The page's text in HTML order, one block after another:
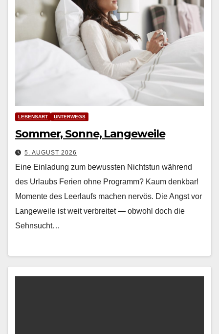
LEBENSART UNTERWEGS
Sommer, Sonne, Langeweile
5. AUGUST 2026
Eine Einladung zum bewussten Nichtstun während
des Urlaubs Ferien ohne Pro­gramm? Kaum denkbar!
Momente des Leer­laufs machen nervös. Die Angst vor
Langeweile ist weit ver­bre­it­et — obwohl doch die
Sehn­sucht…